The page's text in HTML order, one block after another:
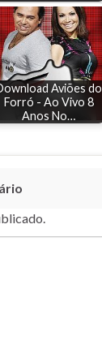
Aviões do
Forró - Ao Vivo 8
Anos No…